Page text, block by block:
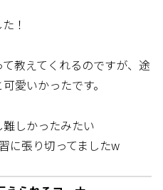
！
教えてくれるのですが、途
愛いかったです。
しかったみたい
に張り切ってましたw